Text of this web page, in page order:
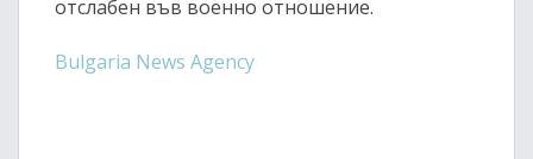
отслабен във военно отношение.
Bulgaria News Agency